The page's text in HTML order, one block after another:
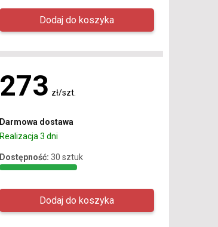
273 zł/szt.
Darmowa dostawa
Realizacja 3 dni
Dostępność: 30 sztuk